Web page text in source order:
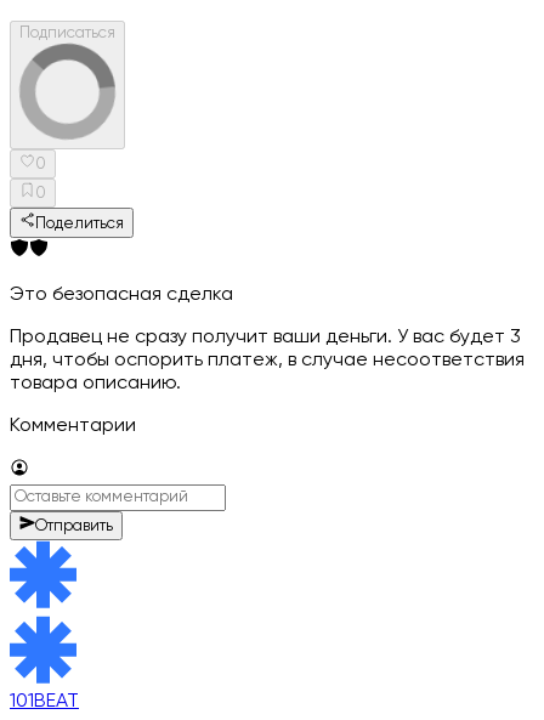
Подписаться
0
0
Поделиться
Это безопасная сделка
Продавец не сразу получит ваши деньги. У вас будет 3
дня, чтобы оспорить платеж, в случае несоответствия
товара описанию.
Комментарии
Отправить
101BEAT